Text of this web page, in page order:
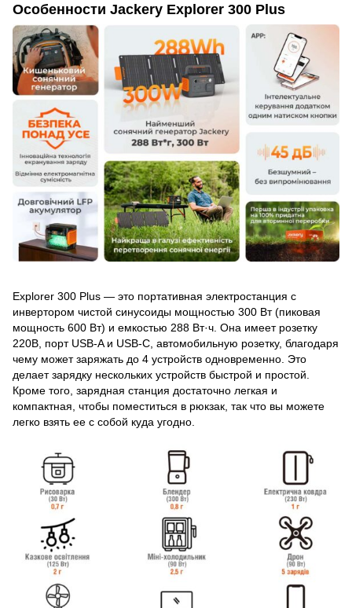
Особенности Jackery Explorer 300 Plus
Explorer 300 Plus — это портативная электростанция с
инвертором чистой синусоиды мощностью 300 Вт (пиковая
мощность 600 Вт) и емкостью 288 Вт·ч. Она имеет розетку
220В, порт USB-A и USB-C, автомобильную розетку, благодаря
чему может заряжать до 4 устройств одновременно. Это
делает зарядку нескольких устройств быстрой и простой.
Кроме того, зарядная станция достаточно легкая и
компактная, чтобы поместиться в рюкзак, так что вы можете
легко взять ее с собой куда угодно.